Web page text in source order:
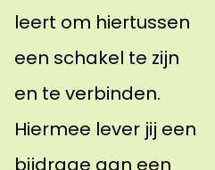
leert om hiertussen
een schakel te zijn
en te verbinden.
Hiermee lever jij een
bijdrage aan een